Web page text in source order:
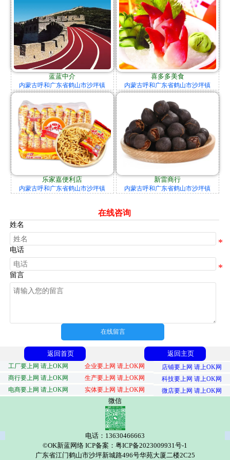
蓝蓝中介
内蒙古呼和广东省鹤山市沙坪镇
喜多多美食
内蒙古呼和广东省鹤山市沙坪镇
乐家嘉便利店
内蒙古呼和广东省鹤山市沙坪镇
新雷商行
内蒙古呼和广东省鹤山市沙坪镇
在线咨询
姓名
电话
留言
在线留言
返回首页 返回主页
工厂要上网 请上OK网 企业要上网 请上OK网
店铺要上网 请上OK网
商行要上网 请上OK网
生产要上网 请上OK网
科技要上网 请上OK网
电商要上网 请上OK网
实体要上网 请上OK网 微店要上网 请上OK网
微信
电话：13630466663
©OK新蓝网络 ICP备案：粤ICP备2023009931号-1
广东省江门鹤山市沙坪新城路496号华苑大厦二楼2C25